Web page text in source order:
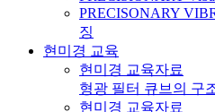
PRECISONARY
징
현미경 교육
현미경 교육자료
형광 필터 큐브의 구
현미경 교육자료